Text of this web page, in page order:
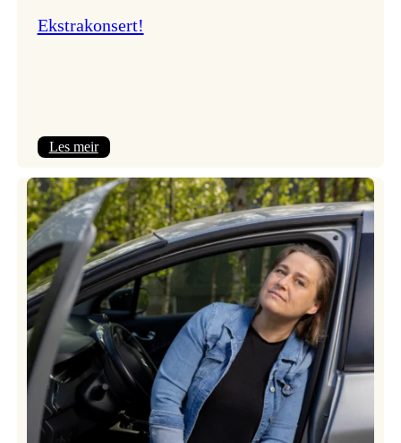
Ekstrakonsert!
Les meir: